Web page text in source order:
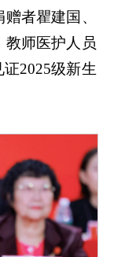
者瞿建国、
教师医护人员
2025级新生